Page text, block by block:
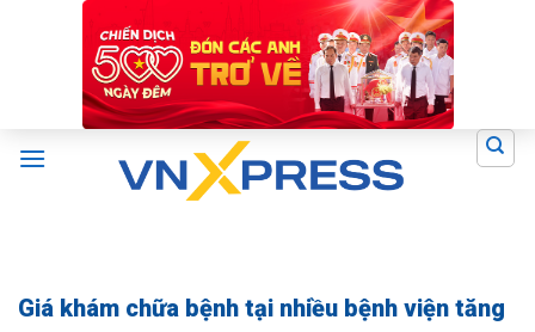
Giá khám chữa bệnh tại nhiều bệnh viện tăng